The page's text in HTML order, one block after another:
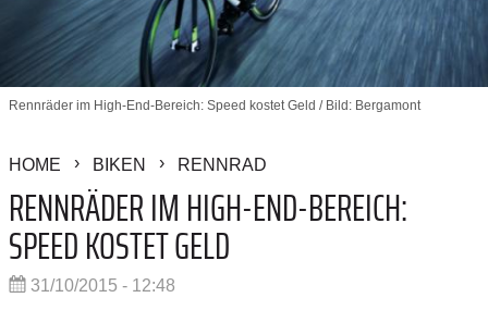
Rennräder im High-End-Bereich: Speed kostet Geld / Bild: Bergamont
HOME BIKEN RENNRAD
RENNRÄDER IM HIGH-END-BEREICH:
SPEED KOSTET GELD
31/10/2015 - 12:48